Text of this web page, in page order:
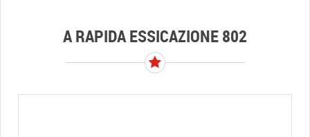
A RAPIDA ESSICAZIONE 802